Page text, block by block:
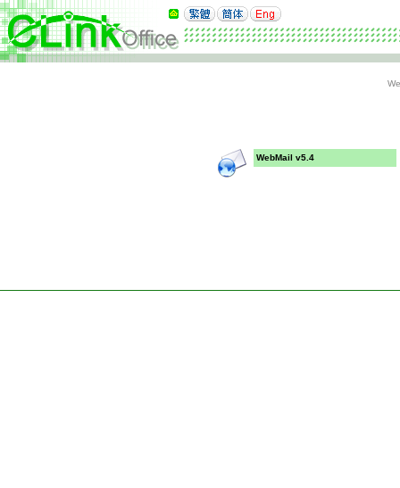
WebMail v5.4